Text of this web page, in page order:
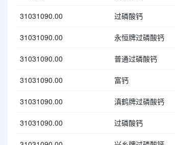
31031090.00 过磷酸钙
31031090.00 永恒牌过磷酸钙
31031090.00 普通过磷酸钙
31031090.00 富钙
31031090.00 滇鹤牌过磷酸钙
31031090.00 过磷酸钙